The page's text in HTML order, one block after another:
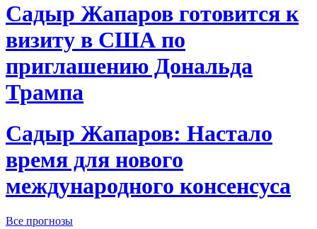
Садыр Жапаров готовится к
визиту в США по
приглашению Дональда
Трампа
Садыр Жапаров: Настало
время для нового
международного консенсуса
Все прогнозы